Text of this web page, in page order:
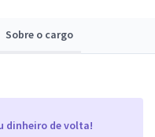
Sobre o cargo
dinheiro de volta!